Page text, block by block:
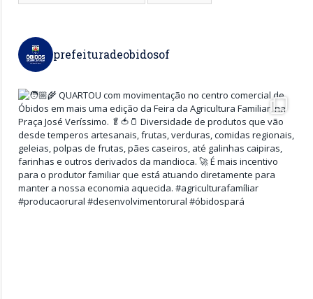
prefeituradeobidosof